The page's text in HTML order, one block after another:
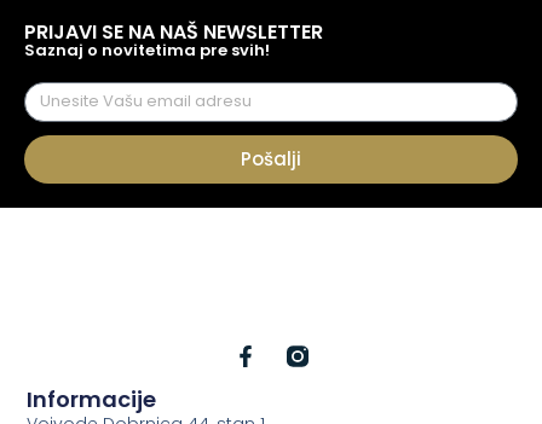
PRIJAVI SE NA NAŠ NEWSLETTER
Saznaj o novitetima pre svih!
Pošalji
Informacije